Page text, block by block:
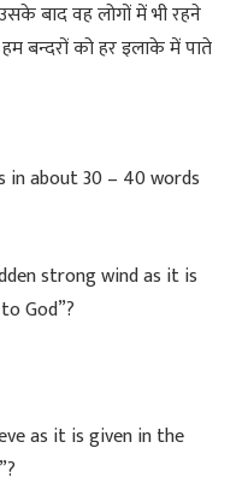
बाद वह लोगों में भी रहने
बन्दरों को हर इलाके में पाते
in about 30 – 40 words
strong wind as it is
God”?
as it is given in the